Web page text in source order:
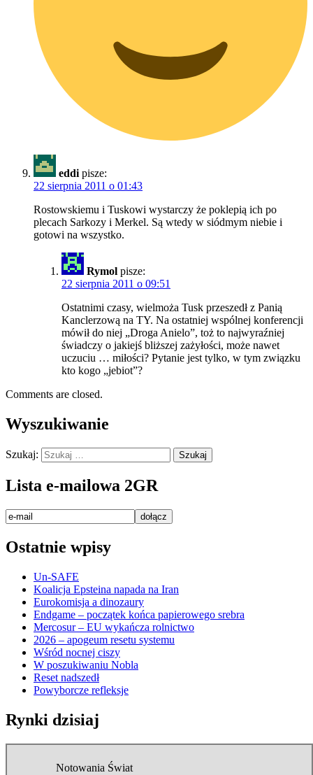
eddi pisze:
22 sierpnia 2011 o 01:43
Rostowskiemu i Tuskowi wystarczy że poklepią ich po
plecach Sarkozy i Merkel. Są wtedy w siódmym niebie i
gotowi na wszystko.
Rymol pisze:
22 sierpnia 2011 o 09:51
Ostatnimi czasy, wielmoża Tusk przeszedł z Panią
Kanclerzową na TY. Na ostatniej wspólnej konferencji
mówił do niej „Droga Anielo”, toż to najwyraźniej
świadczy o jakiejś bliższej zażyłości, może nawet
uczuciu … miłości? Pytanie jest tylko, w tym związku
kto kogo „jebiot”?
Comments are closed.
Wyszukiwanie
Szukaj:
Lista e-mailowa 2GR
Ostatnie wpisy
Un-SAFE
Koalicja Epsteina napada na Iran
Eurokomisja a dinozaury
Endgame – początek końca papierowego srebra
Mercosur – EU wykańcza rolnictwo
2026 – apogeum resetu systemu
Wśród nocnej ciszy
W poszukiwaniu Nobla
Reset nadszedł
Powyborcze refleksje
Rynki dzisiaj
Notowania Świat